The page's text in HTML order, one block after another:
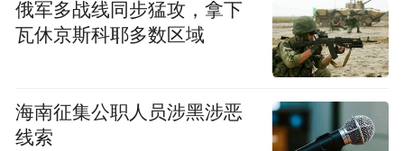
喝下肚后短时间内血糖浓度就会飙升，此时
，周围组织细胞里的水
水分跟着血液流到肾脏后，会被肾小球过滤
俄军多战线同步猛攻，拿下
瓦休京斯科耶多数区域
海南征集公职人员涉黑涉恶
线索